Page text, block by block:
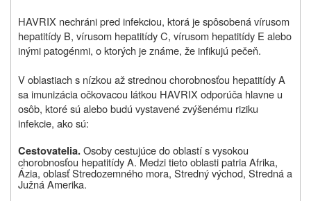
HAVRIX nechráni pred infekciou, ktorá je spôsobená vírusom
hepatitídy B, vírusom hepatitídy C, vírusom hepatitídy E alebo
inými patogénmi, o ktorých je známe, že infikujú pečeň.
V oblastiach s nízkou až strednou chorobnosťou hepatitídy A
sa imunizácia očkovacou látkou HAVRIX odporúča hlavne u
osôb, ktoré sú alebo budú vystavené zvýšenému riziku
infekcie, ako sú:
Cestovatelia.Osoby cestujúce do oblastí s vysokou
chorobnosťou hepatitídy A. Medzi tieto oblasti patria Afrika,
Ázia, oblasť Stredozemného mora, Stredný východ, Stredná a
Južná Amerika.